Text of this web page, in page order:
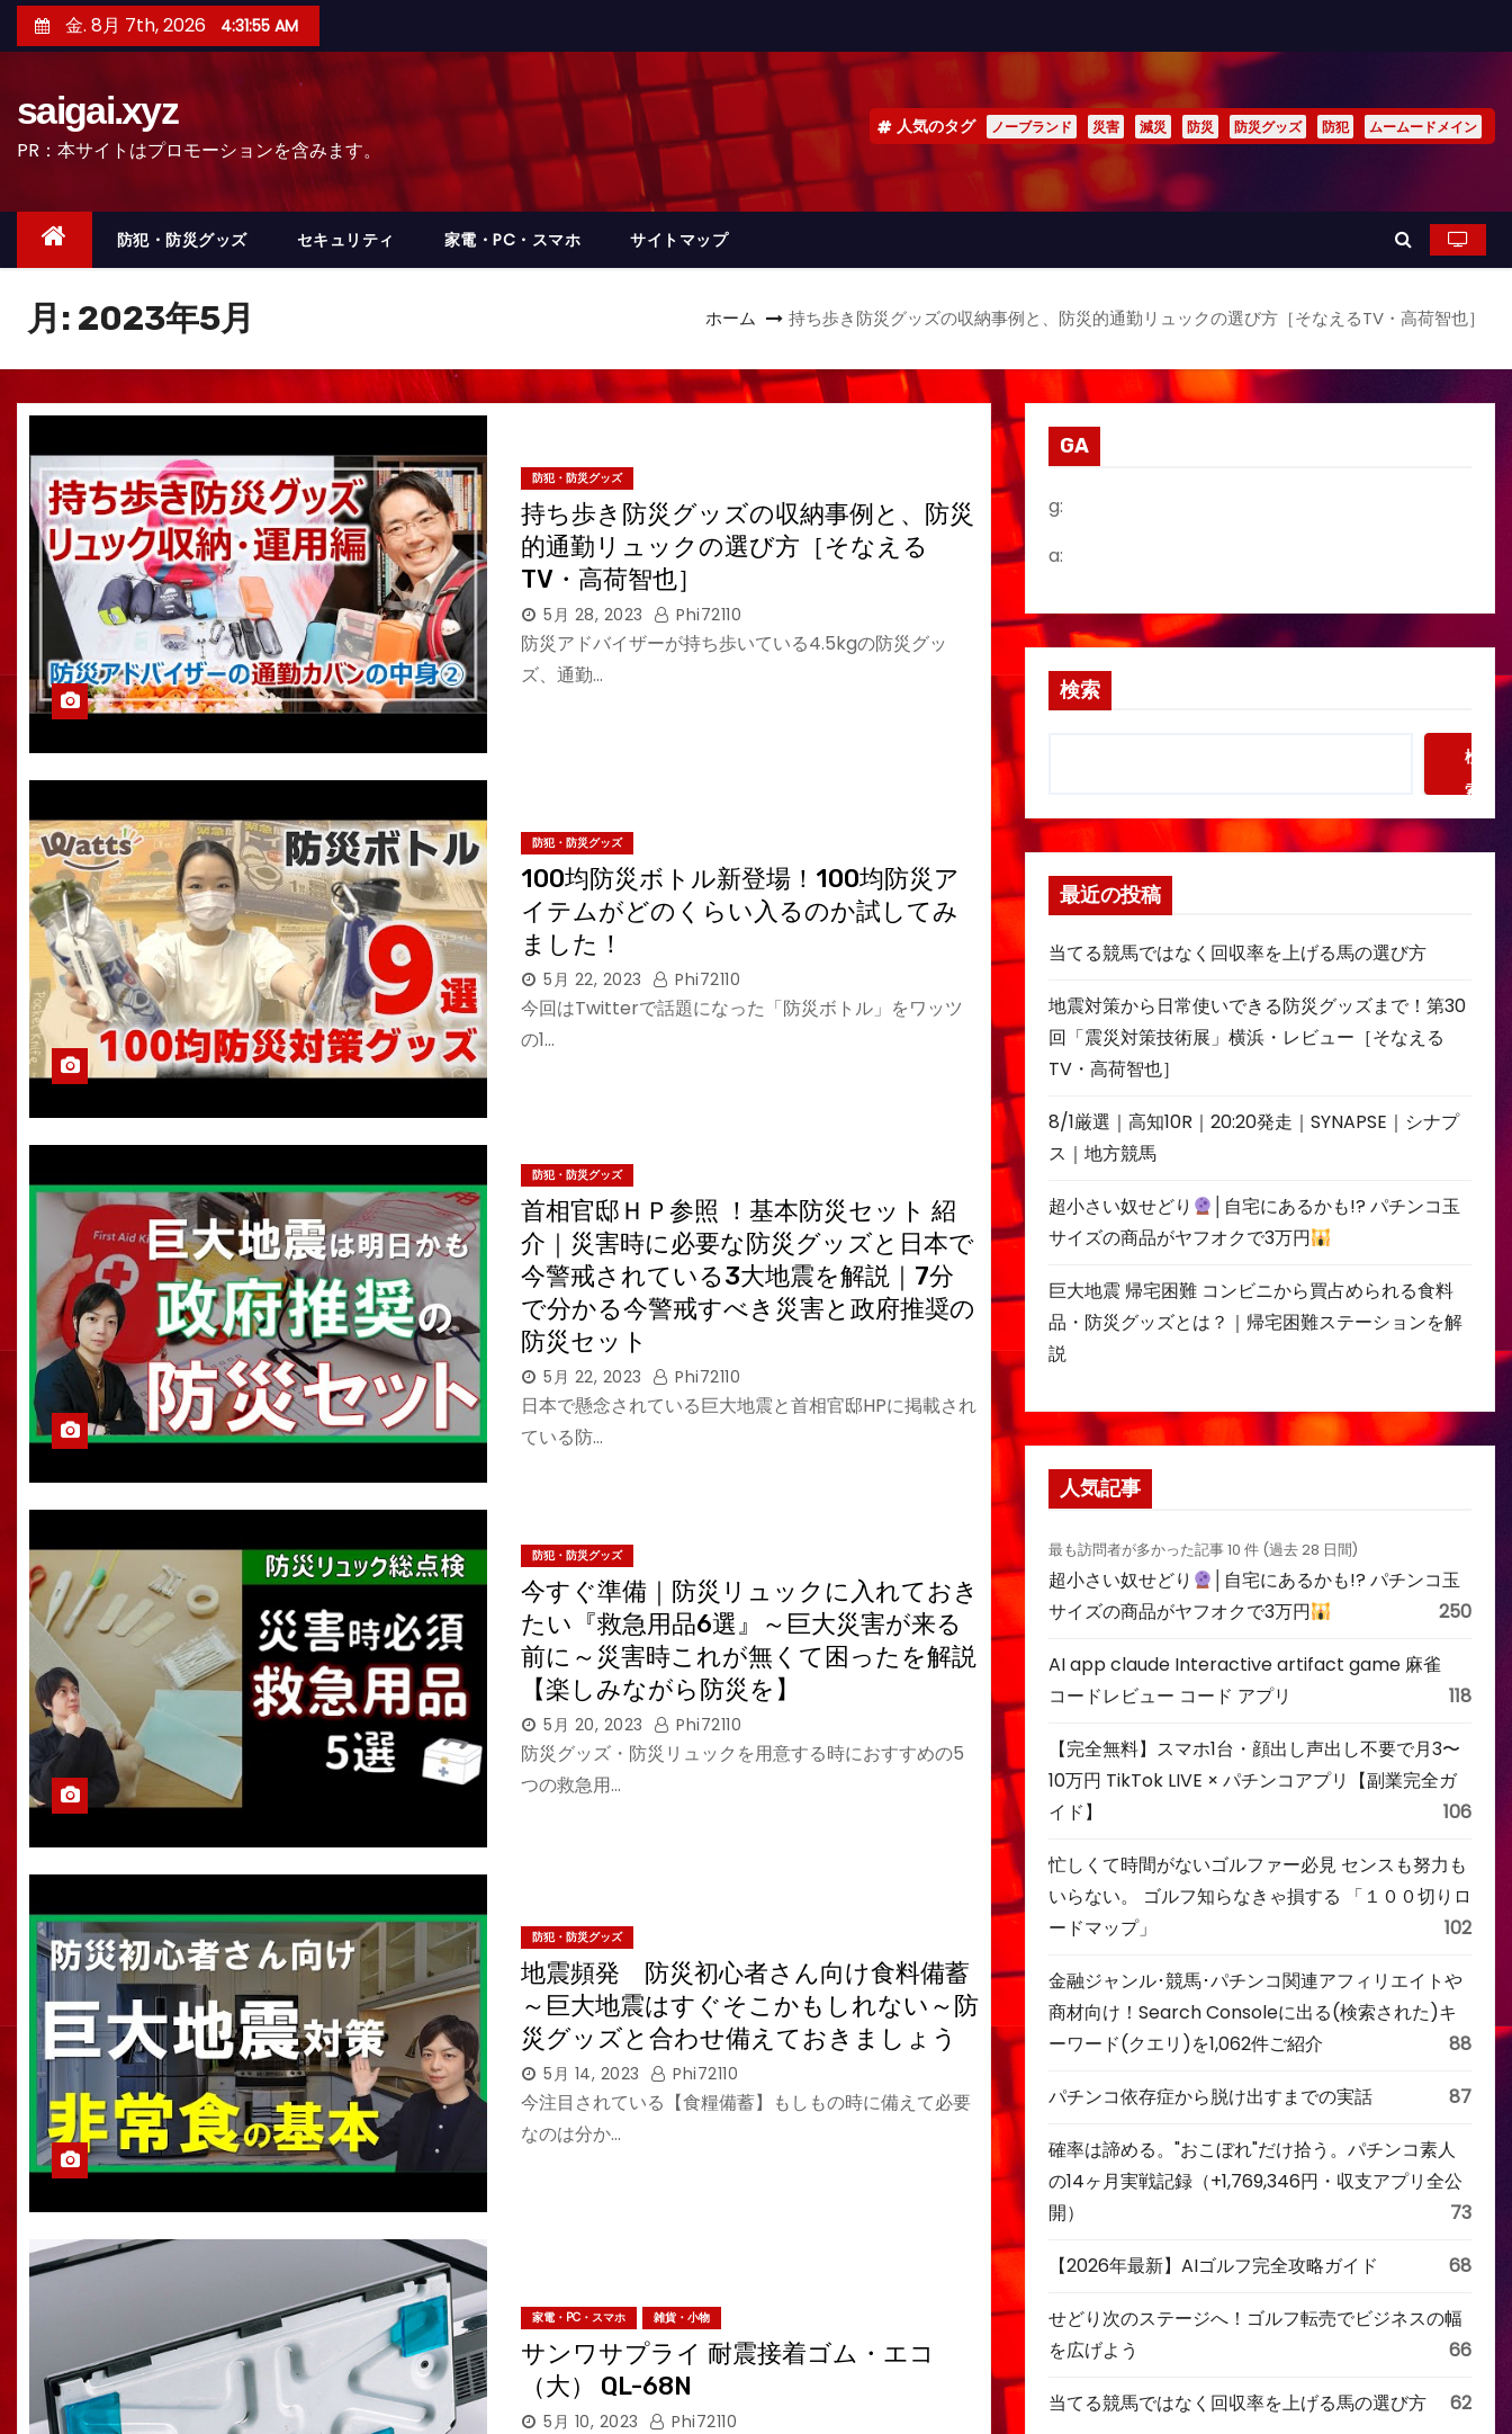
ン
ッ
金. 8月 7th, 2026 4:31:57 AM
saigai.xyz
PR：本サイトはプロモーションを含みます。
人気のタグ ノーブランド 災害 減災 防災 防災グッズ 防犯 ムームードメイン
防犯・防災グッズ セキュリティ 家電・PC・スマホ サイトマップ
月: 2023年5月 ホーム 持ち歩き防災グッズの収納事例と、防災的通勤リュックの選び方［そなえるTV・高荷智也］
防犯・防災グッズ
持ち歩き防災グッズの収納事例と、防災
的通勤リュックの選び方［そなえる
TV・高荷智也］
5月 28, 2023 Phi72110
防災アドバイザーが持ち歩いている4.5kgの防災グッ
ズ、通勤…
防犯・防災グッズ
100均防災ボトル新登場！100均防災ア
イテムがどのくらい入るのか試してみ
ました！
5月 22, 2023 Phi72110
今回はTwitterで話題になった「防災ボトル」をワッツ
の1…
防犯・防災グッズ
首相官邸ＨＰ参照 ！基本防災セット 紹
介｜災害時に必要な防災グッズと日本で
今警戒されている3大地震を解説｜7分
で分かる今警戒すべき災害と政府推奨の
防災セット
5月 22, 2023 Phi72110
日本で懸念されている巨大地震と首相官邸HPに掲載され
ている防…
防犯・防災グッズ
今すぐ準備｜防災リュックに入れておき
たい『救急用品6選』～巨大災害が来る
前に～災害時これが無くて困ったを解説
【楽しみながら防災を】
5月 20, 2023 Phi72110
防災グッズ・防災リュックを用意する時におすすめの5
つの救急用…
防犯・防災グッズ
地震頻発 防災初心者さん向け食料備蓄
～巨大地震はすぐそこかもしれない～防
災グッズと合わせ備えておきましょう
5月 14, 2023 Phi72110
今注目されている【食糧備蓄】もしもの時に備えて必要
なのは分か…
家電・PC・スマホ 雑貨・小物
サンワサプライ 耐震接着ゴム・エコ
（大） QL-68N
5月 10, 2023 Phi72110
GA
g:
a:
検索
検
索
最近の投稿
当てる競馬ではなく回収率を上げる馬の選び方
地震対策から日常使いできる防災グッズまで！第30
回「震災対策技術展」横浜・レビュー［そなえる
TV・高荷智也］
8/1厳選｜高知10R｜20:20発走｜SYNAPSE｜シナプ
ス｜地方競馬
超小さい奴せどり
│自宅にあるかも!? パチンコ玉
サイズの商品がヤフオクで3万円
巨大地震 帰宅困難 コンビニから買占められる食料
品・防災グッズとは？｜帰宅困難ステーションを解
説
人気記事
最も訪問者が多かった記事 10 件 (過去 28 日間)
超小さい奴せどり
│自宅にあるかも!? パチンコ玉
サイズの商品がヤフオクで3万円
250
AI app claude Interactive artifact game 麻雀
コードレビュー コード アプリ
118
【完全無料】スマホ1台・顔出し声出し不要で月3〜
10万円 TikTok LIVE × パチンコアプリ【副業完全ガ
イド】
106
忙しくて時間がないゴルファー必見 センスも努力も
いらない。 ゴルフ知らなきゃ損する 「１００切りロ
ードマップ」
102
金融ジャンル･競馬･パチンコ関連アフィリエイトや
商材向け！Search Consoleに出る(検索された)キ
ーワード(クエリ)を1,062件ご紹介
88
パチンコ依存症から脱け出すまでの実話 87
確率は諦める。"おこぼれ"だけ拾う。パチンコ素人
の14ヶ月実戦記録（+1,769,346円・収支アプリ全公
開）
73
【2026年最新】AIゴルフ完全攻略ガイド 68
せどり次のステージへ！ゴルフ転売でビジネスの幅
を広げよう
66
当てる競馬ではなく回収率を上げる馬の選び方 62